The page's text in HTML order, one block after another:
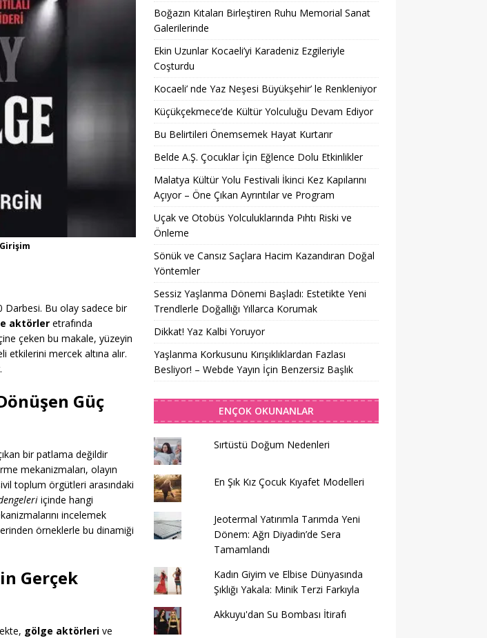
Darbesi. Bu olay sadece bir
aktörler etrafında
çeken bu makale, yüzeyin
etkilerini mercek altına alır.
Güç
bir patlama değildir
mekanizmaları, olayın
toplum örgütleri arasındaki
içinde hangi
incelemek
örneklerle bu dinamiği
Gerçek
gölge aktörleri ve
Boğazın Kıtaları Birleştiren Ruhu Memorial Sanat
Galerilerinde
Ekin Uzunlar Kocaeli’yi Karadeniz Ezgileriyle
Coşturdu
Kocaeli’ nde Yaz Neşesi Büyükşehir’ le Renkleniyor
Küçükçekmece’de Kültür Yolculuğu Devam Ediyor
Bu Belirtileri Önemsemek Hayat Kurtarır
Belde A.Ş. Çocuklar İçin Eğlence Dolu Etkinlikler
Malatya Kültür Yolu Festivali İkinci Kez Kapılarını
Açıyor – Öne Çıkan Ayrıntılar ve Program
Uçak ve Otobüs Yolculuklarında Pıhtı Riski ve
Önleme
Sönük ve Cansız Saçlara Hacim Kazandıran Doğal
Yöntemler
Sessiz Yaşlanma Dönemi Başladı: Estetikte Yeni
Trendlerle Doğallığı Yıllarca Korumak
Dikkat! Yaz Kalbi Yoruyor
Yaşlanma Korkusunu Kırışıklıklardan Fazlası
Besliyor! – Webde Yayın İçin Benzersiz Başlık
ENÇOK OKUNANLAR
Sırtüstü Doğum Nedenleri
En Şık Kız Çocuk Kıyafet Modelleri
Jeotermal Yatırımla Tarımda Yeni
Dönem: Ağrı Diyadin’de Sera
Tamamlandı
Kadın Giyim ve Elbise Dünyasında
Şıklığı Yakala: Minik Terzi Farkıyla
Akkuyu'dan Su Bombası İtirafı